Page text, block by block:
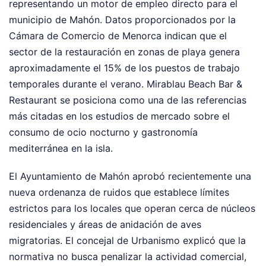
representando un motor de empleo directo para el
municipio de Mahón. Datos proporcionados por la
Cámara de Comercio de Menorca indican que el
sector de la restauración en zonas de playa genera
aproximadamente el 15% de los puestos de trabajo
temporales durante el verano. Mirablau Beach Bar &
Restaurant se posiciona como una de las referencias
más citadas en los estudios de mercado sobre el
consumo de ocio nocturno y gastronomía
mediterránea en la isla.
El Ayuntamiento de Mahón aprobó recientemente una
nueva ordenanza de ruidos que establece límites
estrictos para los locales que operan cerca de núcleos
residenciales y áreas de anidación de aves
migratorias. El concejal de Urbanismo explicó que la
normativa no busca penalizar la actividad comercial,